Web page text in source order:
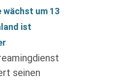
wächst um 13
ist
seinen